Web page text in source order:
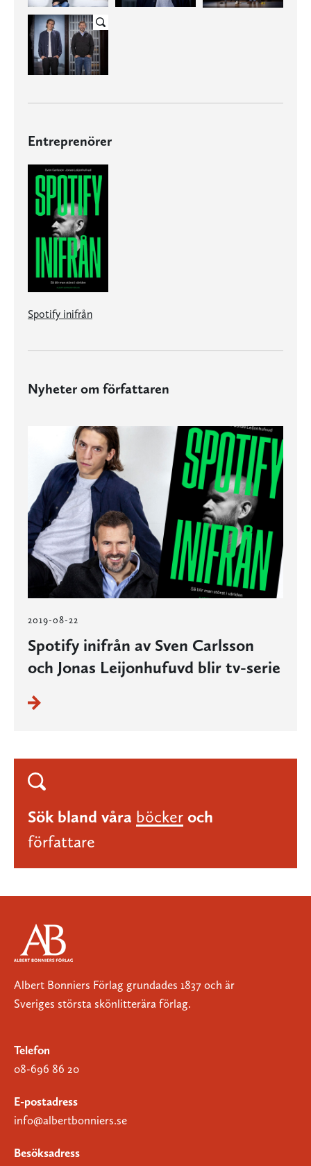
Entreprenörer
Spotify inifrån
Nyheter om författaren
2019-08-22
Spotify inifrån av Sven Carlsson
och Jonas Leijonhufuvd blir tv-serie
Sök bland våra böcker och
författare
Albert Bonniers Förlag grundades 1837 och är
Sveriges största skönlitterära förlag.
Telefon
08-696 86 20
E-postadress
info@albertbonniers.se
Besöksadress